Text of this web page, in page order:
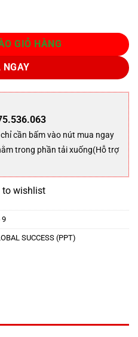
GIỎ HÀNG
NGAY
cần bấm vào nút mua ngay
trong phần tải xuống(Hỗ trợ
to wishlist
9
SUCCESS (PPT)